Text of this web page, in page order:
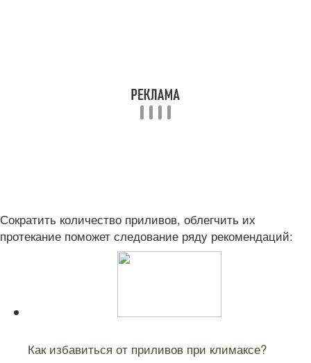
Сократить количество приливов, облегчить их
протекание поможет следование ряду рекомендаций:
Как избавиться от приливов при климаксе?